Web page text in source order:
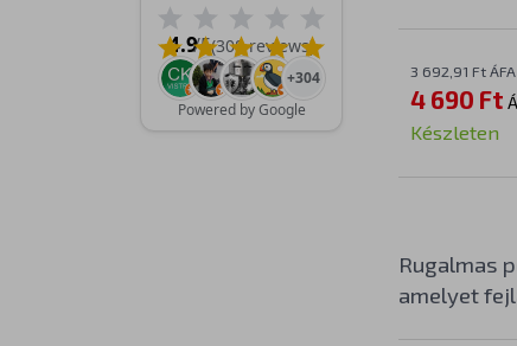
3 692,91 Ft
4 690 Ft
Készleten
Rugalmas
amelyet
4.9/5(308 reviews)
+304
Powered by Google